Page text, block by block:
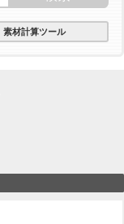
素材計算ツール